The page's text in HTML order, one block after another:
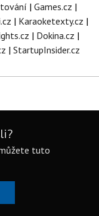
| Games.cz |
| Karaoketexty.cz |
| Dokina.cz |
| StartupInsider.cz
tuto